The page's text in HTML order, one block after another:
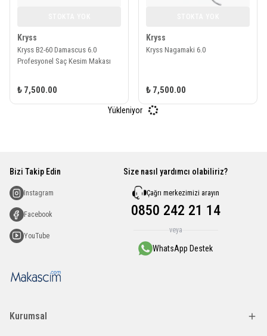
Kryss
Kryss B2-60 Damascus 6.0
Profesyonel Saç Kesim Makası
₺ 7,500.00
Kryss
Kryss Nagamaki 6.0
₺ 7,500.00
Yükleniyor
Kurumsal
Bizi Takip Edin
Instagram
Facebook
YouTube
Size nasıl yardımcı olabiliriz?
Çağrı merkezimizi arayın
0850 242 21 14
veya
WhatsApp Destek